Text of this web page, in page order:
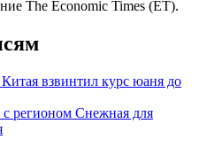
The Economic Times (ET).
взвинтил курс юаня до
регионом Снежная для